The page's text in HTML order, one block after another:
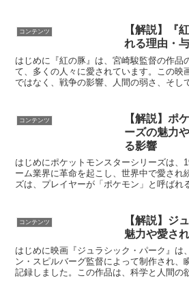
コンテンツ
【解説】『
れる理由・
はじめに『紅の豚』は、宮崎駿監督の作品
て、多くの人々に愛されています。この映
ではなく、戦争の影響、人間の弱さ、そし
コンテンツ
【解説】ポ
ーズの魅力
る影響
はじめにポケットモンスターシリーズは、
ーム業界に革命を起こし、世界中で愛され
ズは、プレイヤーが「ポケモン」と呼ばれ
コンテンツ
【解説】ジ
魅力や愛さ
はじめに映画『ジュラシック・パーク』は
ン・スピルバーグ監督によって制作され、
記録しました。この作品は、科学と人間の